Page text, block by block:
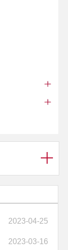
2023-04-25
2023-03-16